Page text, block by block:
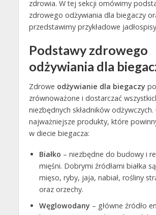
zdrowia. W tej sekcji omówimy
zdrowego odżywiania dla biegaczy
przedstawimy przykładowe
Podstawy zdrowego
odżywiania dla
Zdrowe odżywianie dla biegaczy
zrównoważone i dostarczać
niezbędnych składników odżywczych.
najważniejsze produkty, które
w diecie biegacza:
Białko – niezbędne do budowy i
mięśni. Dobrymi źródłami białka
mięso, ryby, jaja, nabiał, rośliny
oraz orzechy.
Węglowodany– główne źródło